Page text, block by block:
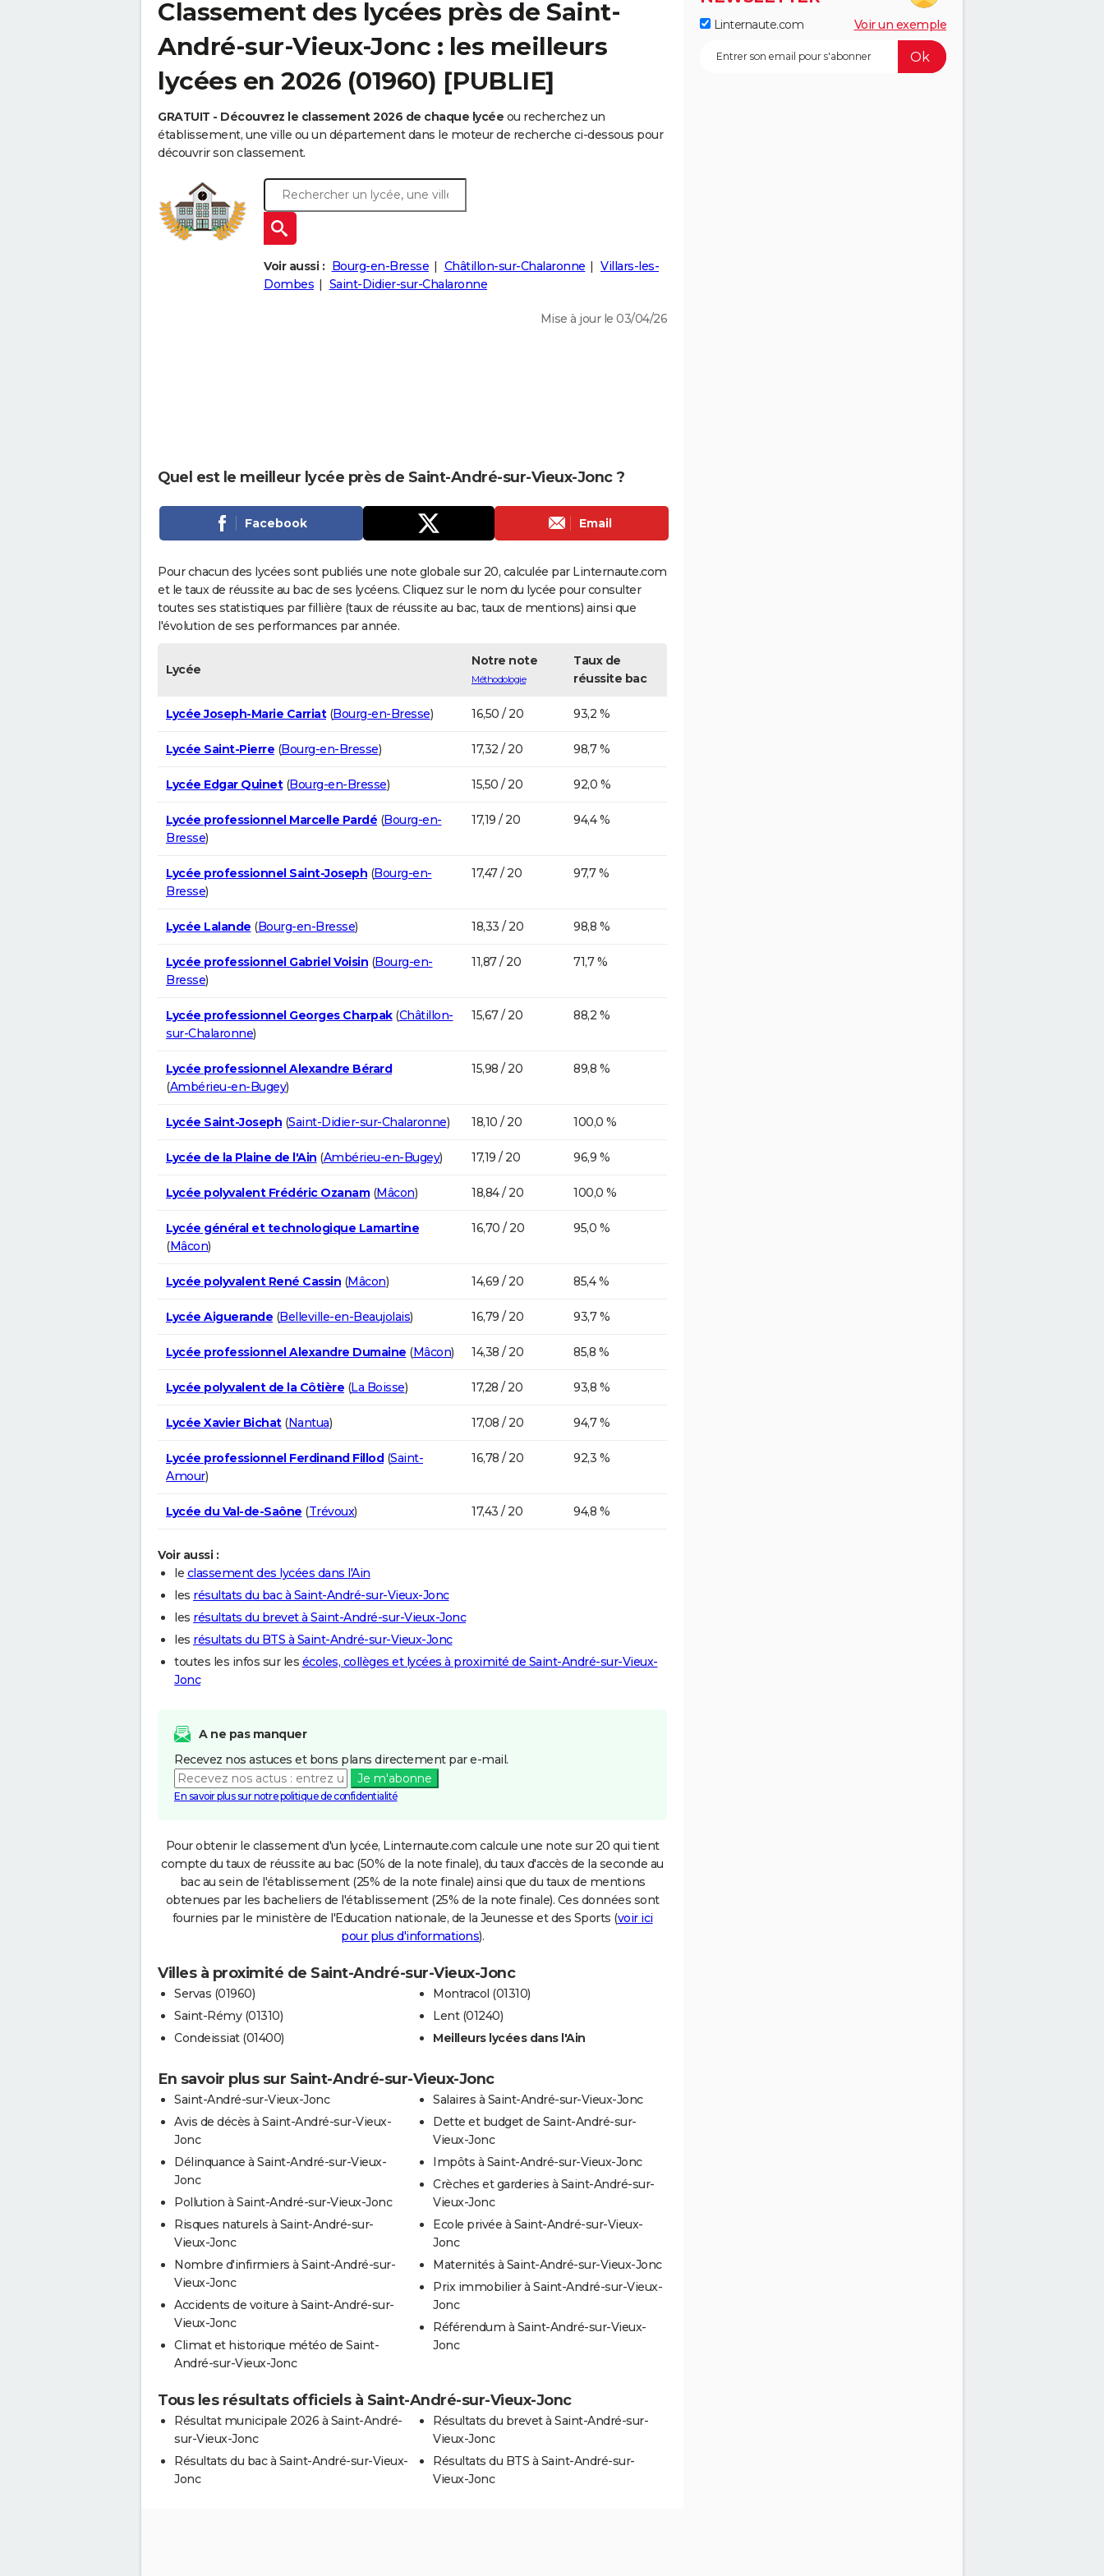
Classement des lycées près de Saint-
André-sur-Vieux-Jonc : les meilleurs
lycées en 2026 (01960) [PUBLIE]
GRATUIT - Découvrez le classement 2026 de chaque lycée ou recherchez un
établissement, une ville ou un département dans le moteur de recherche ci-dessous pour
découvrir son classement.
Voir aussi : Bourg-en-Bresse Châtillon-sur-Chalaronne
Villars-les-
Dombes
Saint-Didier-sur-Chalaronne
Mise à jour le 03/04/26
Quel est le meilleur lycée près de Saint-André-sur-Vieux-Jonc ?
Facebook Email
Pour chacun des lycées sont publiés une note globale sur 20, calculée par Linternaute.com
et le taux de réussite au bac de ses lycéens. Cliquez sur le nom du lycée pour consulter
toutes ses statistiques par fillière (taux de réussite au bac, taux de mentions) ainsi que
l'évolution de ses performances par année.
Lycée
Notre note
Méthodologie
Taux de
réussite bac
Lycée Joseph-Marie Carriat(Bourg-en-Bresse) 16,50 / 20 93,2 %
Lycée Saint-Pierre (Bourg-en-Bresse) 17,32 / 20 98,7 %
Lycée Edgar Quinet(Bourg-en-Bresse) 15,50 / 20 92,0 %
Lycée professionnel Marcelle Pardé (Bourg-en-
Bresse)
17,19 / 20 94,4 %
Lycée professionnel Saint-Joseph (Bourg-en-
Bresse)
17,47 / 20 97,7 %
Lycée Lalande (Bourg-en-Bresse) 18,33 / 20 98,8 %
Lycée professionnel Gabriel Voisin (Bourg-en-
Bresse)
11,87 / 20 71,7 %
Lycée professionnel Georges Charpak(Châtillon-
sur-Chalaronne)
15,67 / 20 88,2 %
Lycée professionnel Alexandre Bérard
(Ambérieu-en-Bugey)
15,98 / 20 89,8 %
Lycée Saint-Joseph (Saint-Didier-sur-Chalaronne) 18,10 / 20 100,0 %
Lycée de la Plaine de l'Ain (Ambérieu-en-Bugey) 17,19 / 20 96,9 %
Lycée polyvalent Frédéric Ozanam(Mâcon) 18,84 / 20 100,0 %
Lycée général et technologique Lamartine
(Mâcon)
16,70 / 20 95,0 %
Lycée polyvalent René Cassin (Mâcon) 14,69 / 20 85,4 %
Lycée Aiguerande (Belleville-en-Beaujolais) 16,79 / 20 93,7 %
Lycée professionnel Alexandre Dumaine (Mâcon) 14,38 / 20 85,8 %
Lycée polyvalent de la Côtière (La Boisse) 17,28 / 20 93,8 %
Lycée Xavier Bichat(Nantua) 17,08 / 20 94,7 %
Lycée professionnel Ferdinand Fillod(Saint-
Amour)
16,78 / 20 92,3 %
Lycée du Val-de-Saône (Trévoux) 17,43 / 20 94,8 %
Voir aussi :
le classement des lycées dans l'Ain
les résultats du bac à Saint-André-sur-Vieux-Jonc
les résultats du brevet à Saint-André-sur-Vieux-Jonc
les résultats du BTS à Saint-André-sur-Vieux-Jonc
toutes les infos sur les écoles, collèges et lycées à proximité de Saint-André-sur-Vieux-
Jonc
A ne pas manquer
Recevez nos astuces et bons plans directement par e-mail.
Je m'abonne
En savoir plus sur notre politique de confidentialité
Pour obtenir le classement d'un lycée, Linternaute.com calcule une note sur 20 qui tient
compte du taux de réussite au bac (50% de la note finale), du taux d'accès de la seconde au
bac au sein de l'établissement (25% de la note finale) ainsi que du taux de mentions
obtenues par les bacheliers de l'établissement (25% de la note finale). Ces données sont
fournies par le ministère de l'Education nationale, de la Jeunesse et des Sports (voir ici
pour plus d'informations).
Villes à proximité de Saint-André-sur-Vieux-Jonc
Servas (01960)
Saint-Rémy (01310)
Condeissiat (01400)
Montracol (01310)
Lent (01240)
Meilleurs lycées dans l'Ain
En savoir plus sur Saint-André-sur-Vieux-Jonc
Saint-André-sur-Vieux-Jonc
Avis de décès à Saint-André-sur-Vieux-
Jonc
Délinquance à Saint-André-sur-Vieux-
Jonc
Pollution à Saint-André-sur-Vieux-Jonc
Risques naturels à Saint-André-sur-
Vieux-Jonc
Nombre d'infirmiers à Saint-André-sur-
Vieux-Jonc
Accidents de voiture à Saint-André-sur-
Vieux-Jonc
Climat et historique météo de Saint-
André-sur-Vieux-Jonc
Salaires à Saint-André-sur-Vieux-Jonc
Dette et budget de Saint-André-sur-
Vieux-Jonc
Impôts à Saint-André-sur-Vieux-Jonc
Crèches et garderies à Saint-André-sur-
Vieux-Jonc
Ecole privée à Saint-André-sur-Vieux-
Jonc
Maternités à Saint-André-sur-Vieux-Jonc
Prix immobilier à Saint-André-sur-Vieux-
Jonc
Référendum à Saint-André-sur-Vieux-
Jonc
Tous les résultats officiels à Saint-André-sur-Vieux-Jonc
Résultat municipale 2026 à Saint-André-
sur-Vieux-Jonc
Résultats du bac à Saint-André-sur-Vieux-
Jonc
Résultats du brevet à Saint-André-sur-
Vieux-Jonc
Résultats du BTS à Saint-André-sur-
Vieux-Jonc
Linternaute.com Voir un exemple